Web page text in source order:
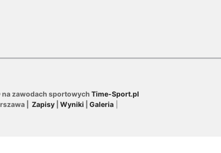
na zawodach sportowych Time-Sport.pl
| Zapisy| Wyniki Galeria|